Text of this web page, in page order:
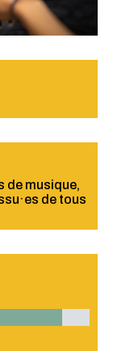
de musique,
de tous